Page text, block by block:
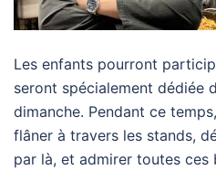
Les enfants pourront
seront spécialement dédiée
dimanche. Pendant ce
flâner à travers les stands,
par là, et admirer toutes ces